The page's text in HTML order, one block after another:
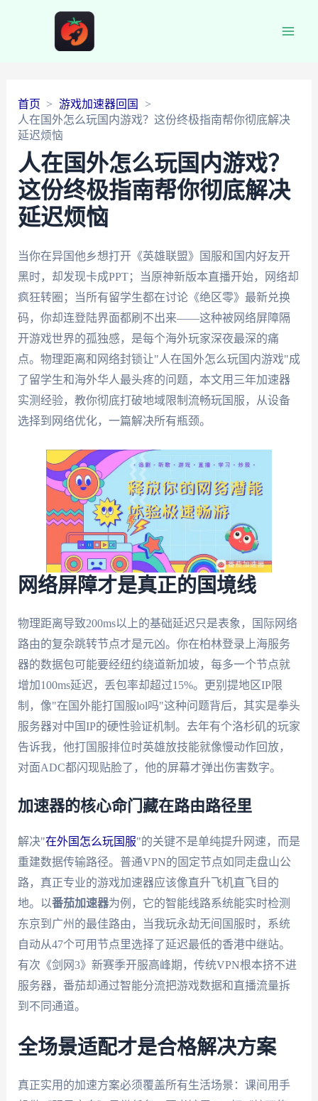
首页
游戏加速器回国
人在国外怎么玩国内游戏？这份终极指南帮你彻底解决
延迟烦恼
人在国外怎么玩国内游戏？
这份终极指南帮你彻底解决
延迟烦恼
当你在异国他乡想打开《英雄联盟》国服和国内好友开
黑时，却发现卡成PPT；当原神新版本直播开始，网络却
疯狂转圈；当所有留学生都在讨论《绝区零》最新兑换
码，你却连登陆界面都刷不出来——这种被网络屏障隔
开游戏世界的孤独感，是每个海外玩家深夜最深的痛
点。物理距离和网络封锁让"人在国外怎么玩国内游戏"成
了留学生和海外华人最头疼的问题，本文用三年加速器
实测经验，教你彻底打破地域限制流畅玩国服，从设备
选择到网络优化，一篇解决所有瓶颈。
网络屏障才是真正的国境线
物理距离导致200ms以上的基础延迟只是表象，国际网络
路由的复杂跳转节点才是元凶。你在柏林登录上海服务
器的数据包可能要经纽约绕道新加坡，每多一个节点就
增加100ms延迟，丢包率却超过15%。更别提地区IP限
制，像"在国外能打国服lol吗"这种问题背后，其实是拳头
服务器对中国IP的硬性验证机制。去年有个洛杉矶的玩家
告诉我，他打国服排位时英雄放技能就像慢动作回放，
对面ADC都闪现贴脸了，他的屏幕才弹出伤害数字。
加速器的核心命门藏在路由路径里
解决"在外国怎么玩国服"的关键不是单纯提升网速，而是
重建数据传输路径。普通VPN的固定节点如同走盘山公
路，真正专业的游戏加速器应该像直升飞机直飞目的
地。以番茄加速器为例，它的智能线路系统能实时检测
东京到广州的最佳路由，当我玩永劫无间国服时，系统
自动从47个可用节点里选择了延迟最低的香港中继站。
有次《剑网3》新赛季开服高峰期，传统VPN根本挤不进
服务器，番茄却通过智能分流把游戏数据和直播流量拆
到不同通道。
全场景适配才是合格解决方案
真正实用的加速方案必须覆盖所有生活场景：课间用手